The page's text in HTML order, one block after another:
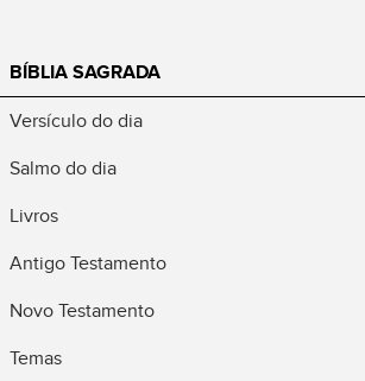
BÍBLIA SAGRADA
Versículo do dia
Salmo do dia
Livros
Antigo Testamento
Novo Testamento
Temas